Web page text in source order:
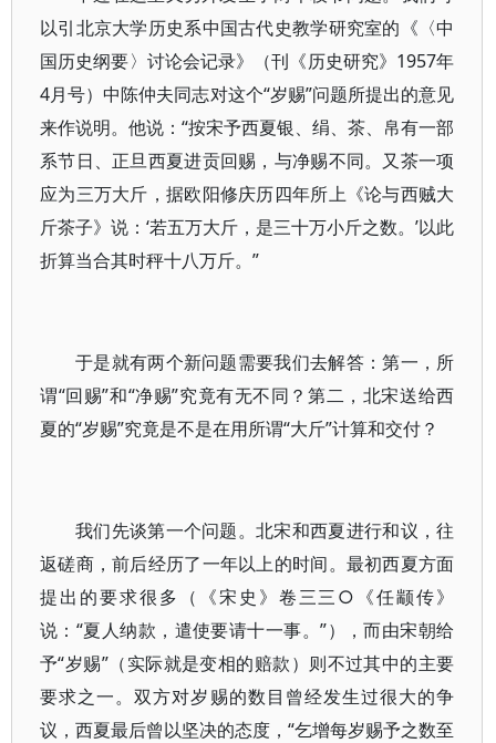
以引北京大学历史系中国古代史教学研究室的《〈中
国历史纲要〉讨论会记录》（刊《历史研究》1957年
4月号）中陈仲夫同志对这个“岁赐”问题所提出的意见
来作说明。他说：“按宋予西夏银、绢、茶、帛有一部
系节日、正旦西夏进贡回赐，与净赐不同。又茶一项
应为三万大斤，据欧阳修庆历四年所上《论与西贼大
斤茶子》说：‘若五万大斤，是三十万小斤之数。’以此
折算当合其时秤十八万斤。”
于是就有两个新问题需要我们去解答：第一，所
谓“回赐”和“净赐”究竟有无不同？第二，北宋送给西
夏的“岁赐”究竟是不是在用所谓“大斤”计算和交付？
我们先谈第一个问题。北宋和西夏进行和议，往
返磋商，前后经历了一年以上的时间。最初西夏方面
提出的要求很多（《宋史》卷三三○《任颛传》
说：“夏人纳款，遣使要请十一事。”），而由宋朝给
予“岁赐”（实际就是变相的赔款）则不过其中的主要
要求之一。双方对岁赐的数目曾经发生过很大的争
议，西夏最后曾以坚决的态度，“乞增每岁赐予之数至